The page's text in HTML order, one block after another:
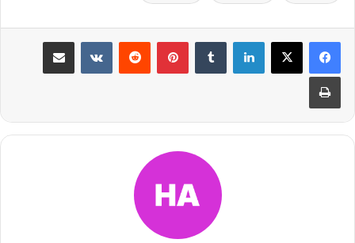
لينكدإن بينتيريست مشاركة عبر البريد
طباعة